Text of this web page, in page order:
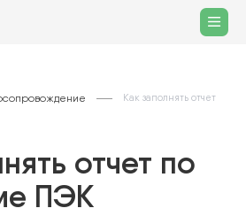
Как заполнять отчет
отчет по
ПЭК